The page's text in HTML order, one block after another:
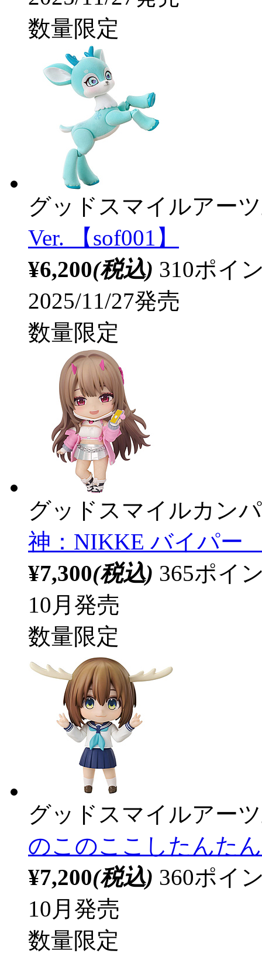
数量限定
グッドスマイルアー
Ver. 【sof001】
¥6,200(税込) 310ポイ
2025/11/27発売
数量限定
グッドスマイルカン
神：NIKKE バイパー
¥7,300(税込) 365ポイ
10月発売
数量限定
グッドスマイルアー
のこのここしたんた
¥7,200(税込) 360ポイ
10月発売
数量限定